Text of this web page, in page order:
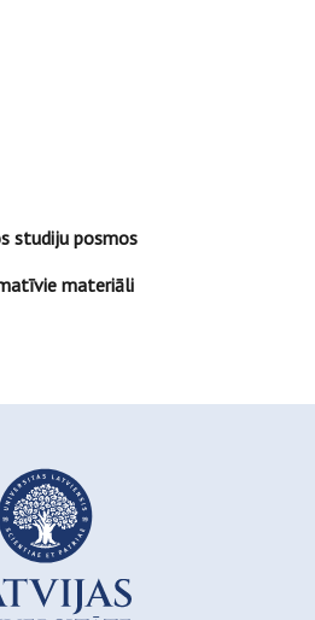
studiju posmos
materiāli